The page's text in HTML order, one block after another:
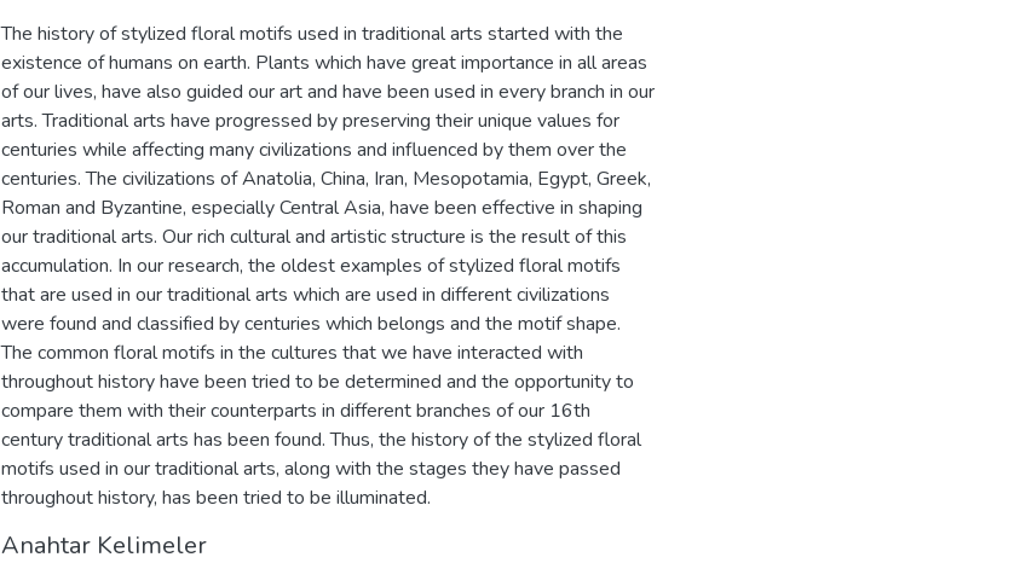
The history of stylized floral motifs used in traditional arts started with the
existence of humans on earth. Plants which have great importance in all areas
of our lives, have also guided our art and have been used in every branch in our
arts. Traditional arts have progressed by preserving their unique values for
centuries while affecting many civilizations and influenced by them over the
centuries. The civilizations of Anatolia, China, Iran, Mesopotamia, Egypt, Greek,
Roman and Byzantine, especially Central Asia, have been effective in shaping
our traditional arts. Our rich cultural and artistic structure is the result of this
accumulation. In our research, the oldest examples of stylized floral motifs
that are used in our traditional arts which are used in different civilizations
were found and classified by centuries which belongs and the motif shape.
The common floral motifs in the cultures that we have interacted with
throughout history have been tried to be determined and the opportunity to
compare them with their counterparts in different branches of our 16th
century traditional arts has been found. Thus, the history of the stylized floral
motifs used in our traditional arts, along with the stages they have passed
throughout history, has been tried to be illuminated.
Anahtar Kelimeler